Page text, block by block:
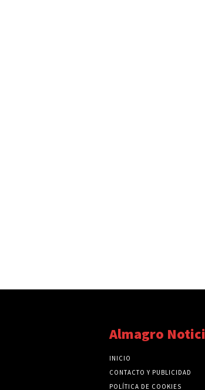
Almagro
INICIO
CONTACTO Y PUBLICIDAD
POLÍTICA DE COOKIES